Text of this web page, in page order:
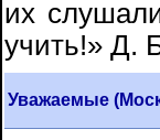
их
учить!» Д.
Уважаемые